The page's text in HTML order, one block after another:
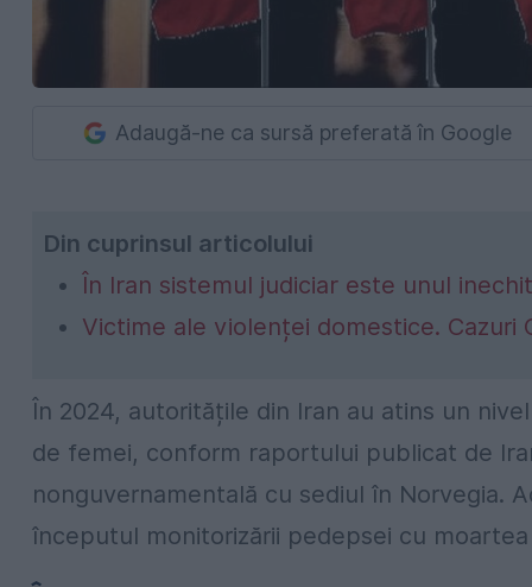
Adaugă-ne ca sursă preferată în Google
Din cuprinsul articolului
În Iran sistemul judiciar este unul
Victime ale violenței domestice. Cazuri
În 2024, autoritățile din Iran au atins un
de femei, conform raportului publicat de
nonguvernamentală cu sediul în Norvegia.
începutul monitorizării pedepsei cu